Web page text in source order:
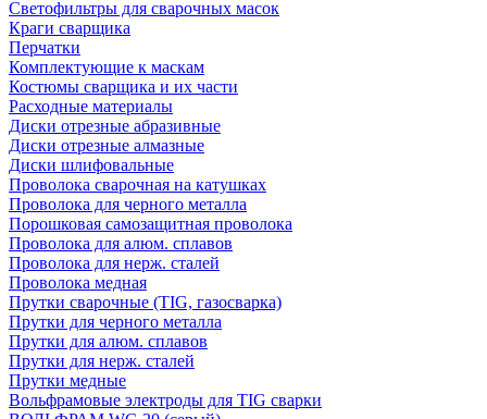
Светофильтры для сварочных масок
Краги сварщика
Перчатки
Комплектующие к маскам
Костюмы сварщика и их части
Расходные материалы
Диски отрезные абразивные
Диски отрезные алмазные
Диски шлифовальные
Проволока сварочная на катушках
Проволока для черного металла
Порошковая самозащитная проволока
Проволока для алюм. сплавов
Проволока для нерж. сталей
Проволока медная
Прутки сварочные (TIG, газосварка)
Прутки для черного металла
Прутки для алюм. сплавов
Прутки для нерж. сталей
Прутки медные
Вольфрамовые электроды для TIG сварки